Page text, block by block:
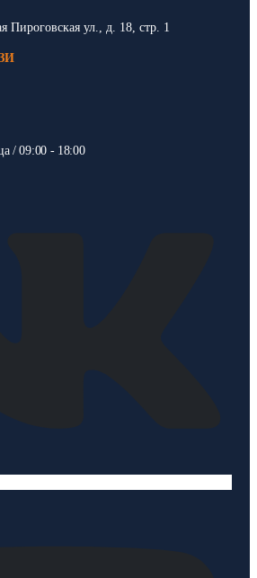
Пироговская ул., д. 18, стр. 1
/ 09:00 - 18:00